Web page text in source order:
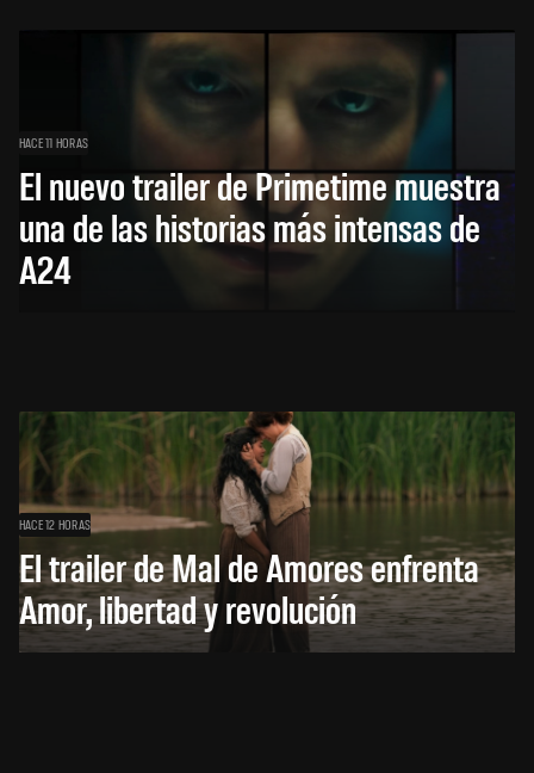
HACE 11 HORAS
El nuevo trailer de Primetime muestra
una de las historias más intensas de
A24
HACE 12 HORAS
El trailer de Mal de Amores enfrenta
Amor, libertad y revolución